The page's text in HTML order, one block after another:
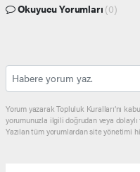
Okuyucu Yorumları (0)
Yorum yazarak Topluluk Kuralları’nı
yorumunuzla ilgili doğrudan veya
Yazılan tüm yorumlardan site yönetimi